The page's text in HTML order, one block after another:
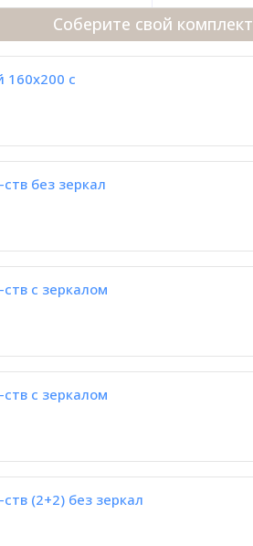
Соберите свой комплект
с
без зеркал
с зеркалом
с зеркалом
(2+2) без зеркал